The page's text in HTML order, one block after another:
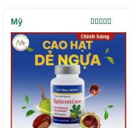
Được xếp
hạng5.00
sao
Mỹ